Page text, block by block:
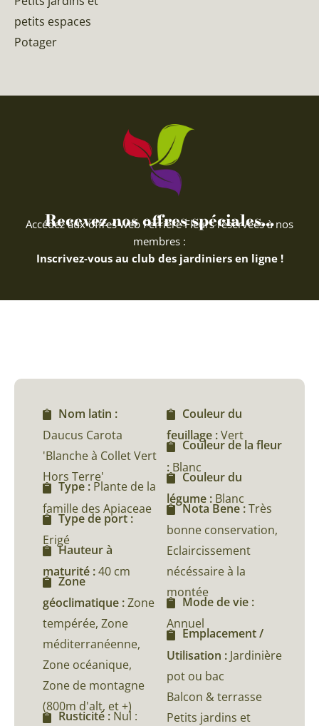
petits espaces
Potager
Recevez nos offres spéciales...
Accédez aux offres web Ferriere Fleurs réservées à nos
membres :
Inscrivez-vous au club des jardiniers en ligne !
Nom latin :
Daucus Carota
'Blanche à Collet Vert
Hors Terre'
Type : Plante de la
famille des Apiaceae
Type de port :
Erigé
Hauteur à
maturité :40 cm
Zone
géoclimatique :Zone
tempérée, Zone
méditerranéenne,
Zone océanique,
Zone de montagne
(800m d'alt, et +)
Rusticité : Nul :
Couleur du
feuillage :Vert
Couleur de la fleur
: Blanc
Couleur du
légume : Blanc
Nota Bene :Très
bonne conservation,
Eclaircissement
nécéssaire à la
montée
Mode de vie :
Annuel
Emplacement /
Utilisation : Jardinière
pot ou bac
Balcon & terrasse
Petits jardins et